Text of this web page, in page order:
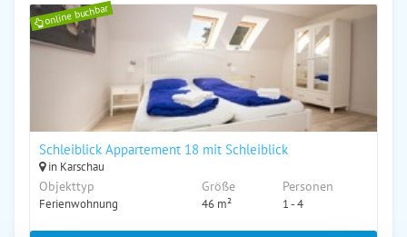
online buchbar
Schleiblick Appartement 18 mit Schleiblick
in Karschau
Objekttyp
Ferienwohnung
Größe
46 m²
Personen
1 - 4